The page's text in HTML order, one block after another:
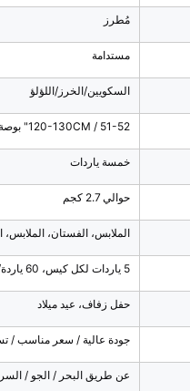
مُطرز
مستدامة
السكويين/الخرز/اللؤلؤ
120-130CM / 51-52" بوصة / 1.2-1.3 ياردات
خمسة ياردات
حوالي 2.7 كجم
الملابس، الفستان، الملابس،
5 ياردات لكل كيس، 60 ياردة/طن
حفل زفاف، عيد ميلاد
جودة عالية / سعر مناسب /
عن طريق البحر / الجو /